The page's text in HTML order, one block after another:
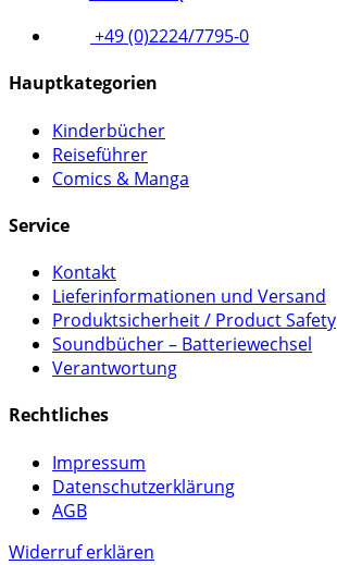
+49 (0)2224/7795-0
Hauptkategorien
Kinderbücher
Reiseführer
Comics & Manga
Service
Kontakt
Lieferinformationen und Versand
Produktsicherheit / Product Safety
Soundbücher – Batteriewechsel
Verantwortung
Rechtliches
Impressum
Datenschutzerklärung
AGB
Widerruf erklären